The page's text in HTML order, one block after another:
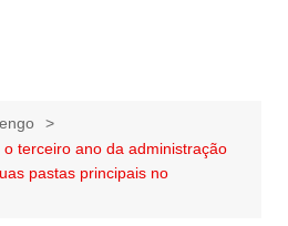
o terceiro ano da administração
pastas principais no